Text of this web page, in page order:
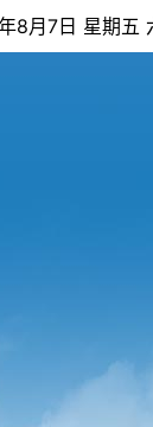
8月7日 星期五